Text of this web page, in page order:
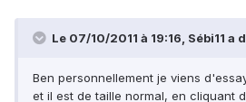
Le 07/10/2011 à 19:16, Sébi11 a
Ben personnellement je viens
et il est de taille normal, en cliquant